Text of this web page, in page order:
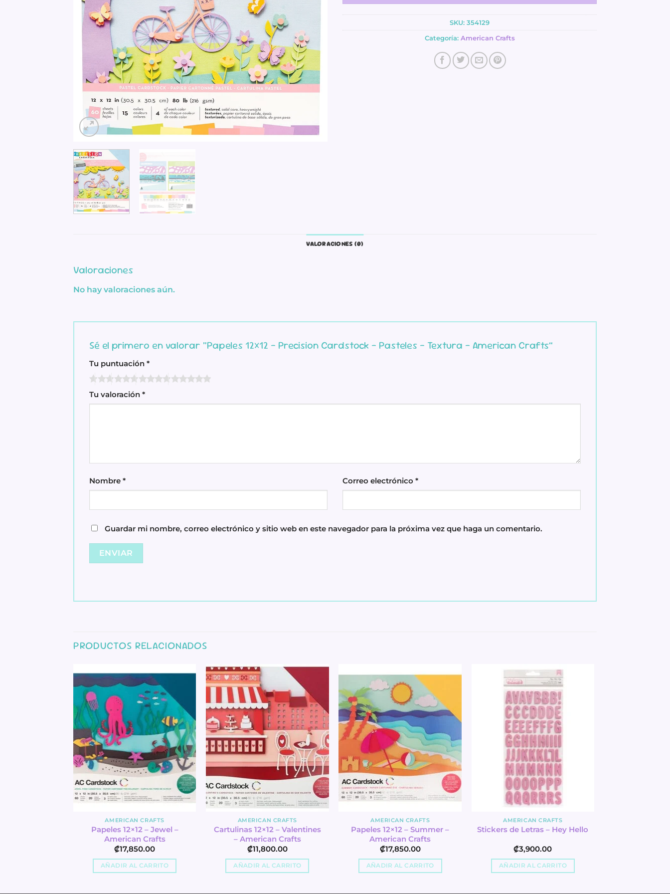
SKU: 354129
Categoría: American Crafts
VALORACIONES (0)
Valoraciones
No hay valoraciones aún.
Sé el primero en valorar “Papeles 12×12 – Precision Cardstock – Pasteles – Textura – American Crafts”
Tu puntuación *
Tu valoración *
Nombre * Correo electrónico *
Guardar mi nombre, correo electrónico y sitio web en este navegador para la próxima vez que haga un comentario.
PRODUCTOS RELACIONADOS
AMERICAN CRAFTS
Papeles 12×12 – Jewel –
American Crafts
₡17,850.00
AÑADIR AL CARRITO
AMERICAN CRAFTS
Cartulinas 12×12 – Valentines
– American Crafts
₡11,800.00
AÑADIR AL CARRITO
AMERICAN CRAFTS
Papeles 12×12 – Summer –
American Crafts
₡17,850.00
AÑADIR AL CARRITO
AMERICAN CRAFTS
Stickers de Letras – Hey Hello
₡3,900.00
AÑADIR AL CARRITO